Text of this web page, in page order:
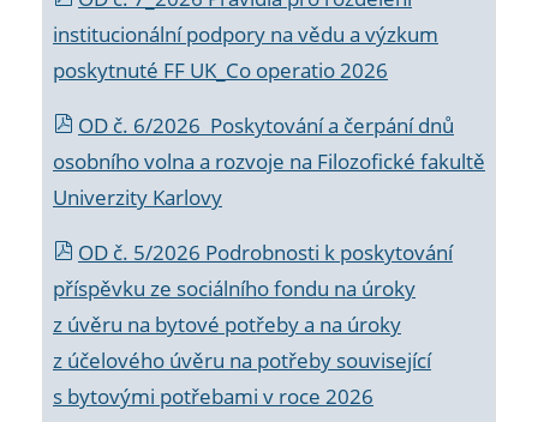
institucionální podpory na vědu a výzkum
poskytnuté FF UK_Co operatio 2026
OD č. 6/2026 Poskytování a čerpání dnů
osobního volna a rozvoje na Filozofické fakultě
Univerzity Karlovy
OD č. 5/2026 Podrobnosti k poskytování
příspěvku ze sociálního fondu na úroky
z úvěru na bytové potřeby a na úroky
z účelového úvěru na potřeby související
s bytovými potřebami v roce 2026